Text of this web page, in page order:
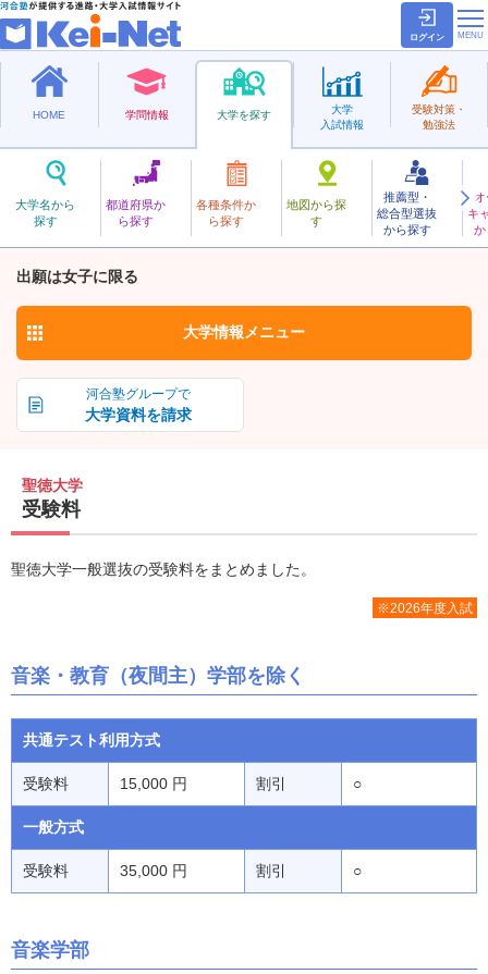
ログイン
HOME 学問情報 大学を探す
大学名から
探す
都道府県か
ら探す
各種条件か
ら探す
地図から探
す
推薦型・
総合型選抜
から探す
キ
か
大学
入試情報
受験対策・
勉強法
私立
せいとく
聖徳大学
出願は女子に限る
お気に入り
河合塾グループで
大学資料を請求
大学情報 メニュー
聖徳大学
受験料
聖徳大学一般選抜の受験料をまとめました。
※2026年度入試
音楽・教育（夜間主）学部を除く
共通テスト利用方式
受験料 15,000 円 割引 ○
一般方式
受験料 35,000 円 割引 ○
音楽学部